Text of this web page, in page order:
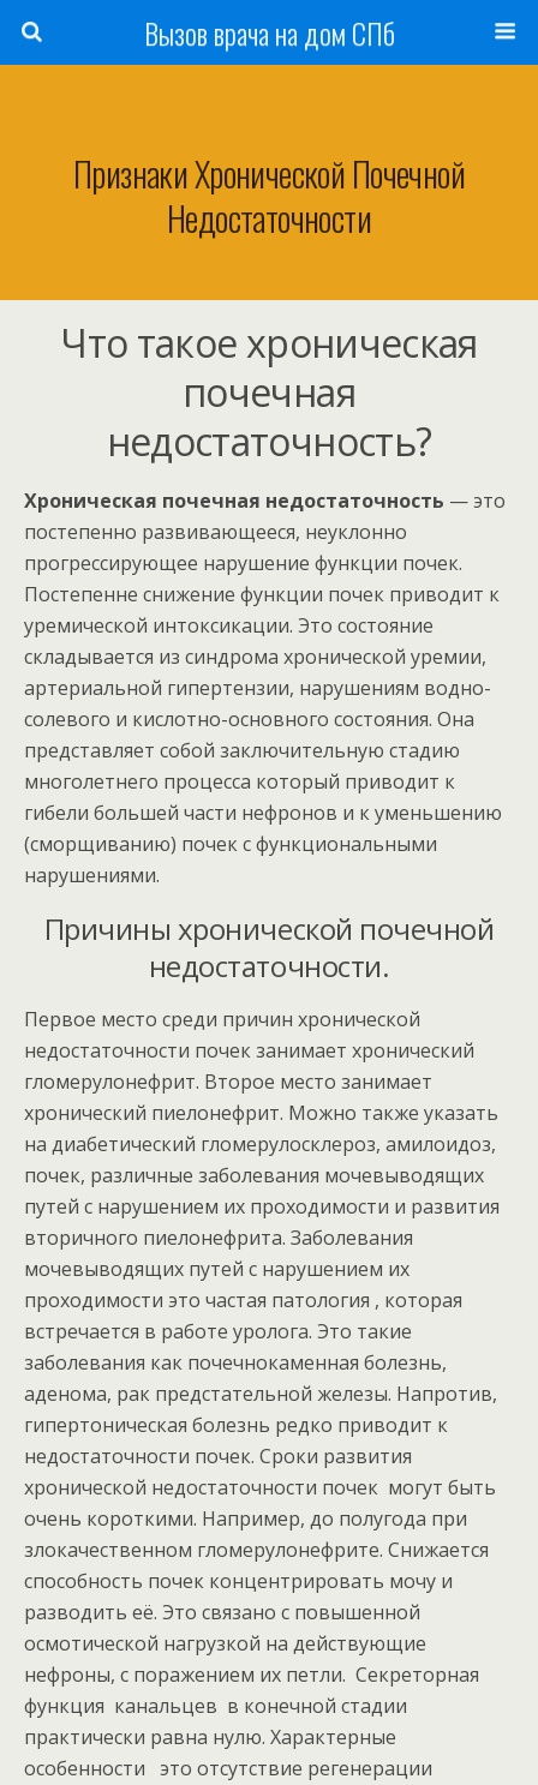
Вызов врача на дом СПб
Признаки Хронической Почечной
Недостаточности
Что такое хроническая
почечная
недостаточность?
Хроническая почечная недостаточность — это
постепенно развивающееся, неуклонно
прогрессирующее нарушение функции почек.
Постепенне снижение функции почек приводит к
уремической интоксикации. Это состояние
складывается из синдрома хронической уремии,
артериальной гипертензии, нарушениям водно-
солевого и кислотно-основного состояния. Она
представляет собой заключительную стадию
многолетнего процесса который приводит к
гибели большей части нефронов и к уменьшению
(сморщиванию) почек с функциональными
нарушениями.
Причины хронической почечной
недостаточности.
Первое место среди причин хронической
недостаточности почек занимает хронический
гломерулонефрит. Второе место занимает
хронический пиелонефрит. Можно также указать
на диабетический гломерулосклероз, амилоидоз,
почек, различные заболевания мочевыводящих
путей с нарушением их проходимости и развития
вторичного пиелонефрита. Заболевания
мочевыводящих путей с нарушением их
проходимости это частая патология , которая
встречается в работе уролога. Это такие
заболевания как почечнокаменная болезнь,
аденома, рак предстательной железы. Напротив,
гипертоническая болезнь редко приводит к
недостаточности почек. Сроки развития
хронической недостаточности почек могут быть
очень короткими. Например, до полугода при
злокачественном гломерулонефрите. Снижается
способность почек концентрировать мочу и
разводить её. Это связано с повышенной
осмотической нагрузкой на действующие
нефроны, с поражением их петли. Секреторная
функция канальцев в конечной стадии
практически равна нулю. Характерные
особенности это отсутствие регенерации